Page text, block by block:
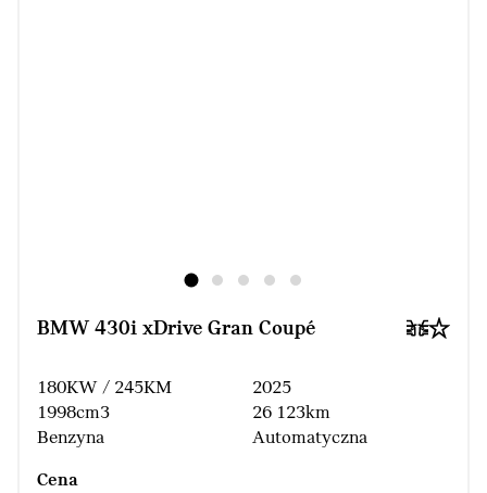
BMW 430i xDrive Gran Coupé
180KW / 245KM
1998cm3
Benzyna
2025
26 123km
Automatyczna
Cena